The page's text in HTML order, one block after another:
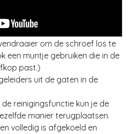
om de schroef los te
een muntje gebruiken die in de
past.)
uit de gaten in de
reinigingsfunctie kun je de
manier terugplaatsen.
volledig is afgekoeld en